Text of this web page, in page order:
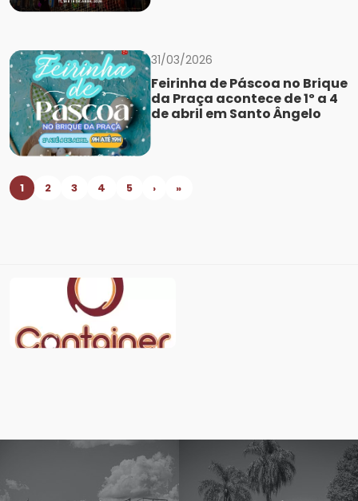
31/03/2026
Feirinha de Páscoa no Brique
da Praça acontece de 1º a 4
de abril em Santo Ângelo
1 2 3 4 5 › »